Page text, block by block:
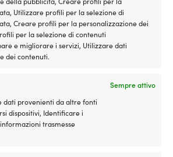
Utilizzare profili per la selezione di
Creare profili per la personalizzazione dei
per la selezione di contenuti
e migliorare i servizi, Utilizzare dati
dei contenuti.
Sempre attivo
dati provenienti da altre fonti
dispositivi, Identificare i
trasmesse
259,99€
IVA incl.
DISPONIBILE SU ORDINAZIONE